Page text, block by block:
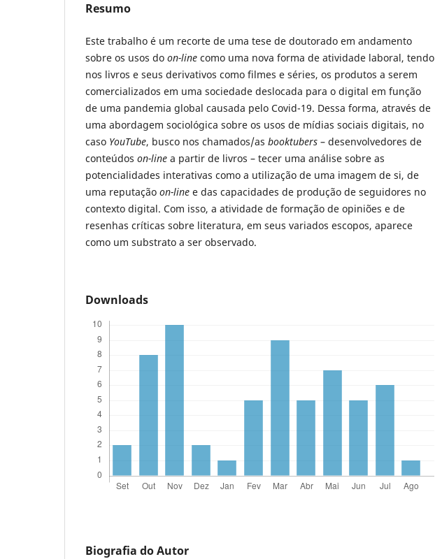
Resumo
Este trabalho é um recorte de uma tese de doutorado em andamento
sobre os usos do on-line como uma nova forma de atividade laboral, tendo
nos livros e seus derivativos como filmes e séries, os produtos a serem
comercializados em uma sociedade deslocada para o digital em função
de uma pandemia global causada pelo Covid-19. Dessa forma, através de
uma abordagem sociológica sobre os usos de mídias sociais digitais, no
caso YouTube, busco nos chamados/as booktubers – desenvolvedores de
conteúdos on-line a partir de livros – tecer uma análise sobre as
potencialidades interativas como a utilização de uma imagem de si, de
uma reputação on-line e das capacidades de produção de seguidores no
contexto digital. Com isso, a atividade de formação de opiniões e de
resenhas críticas sobre literatura, em seus variados escopos, aparece
como um substrato a ser observado.
Downloads
Biografia do Autor